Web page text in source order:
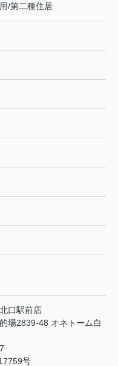
/第二種住居
口駅前店
場2839-48 オネトーム白
号